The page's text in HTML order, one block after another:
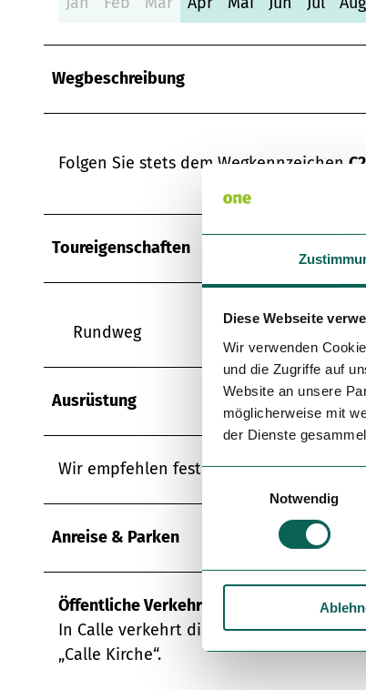
Diese Webseite
Wir verwenden
und die Zugriffe auf
Website an unsere
möglicherweise mit
der Dienste
l
g
Notwendig
Wegbeschreibung
Folgen Sie stets dem Wegkennzeichen C2
Toureigenschaften
Rundweg
Ausrüstung
Wir empfehlen festes Schuhwerk, sowie
Anreise & Parken
Öffentliche Verkehrsmittel
In Calle verkehrt die Buslinien C4.
„Calle Kirche“.